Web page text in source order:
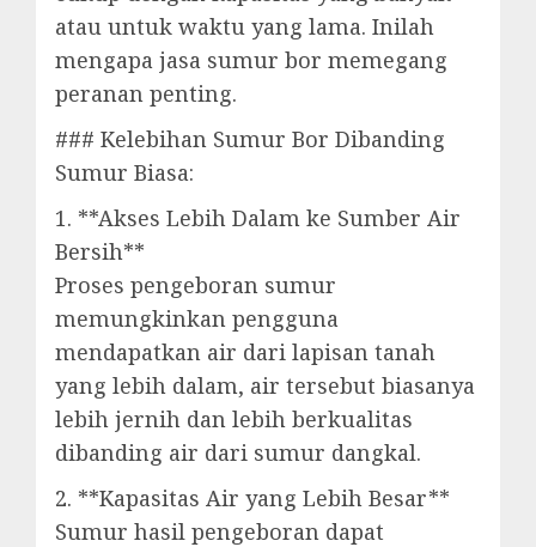
atau untuk waktu yang lama. Inilah
mengapa jasa sumur bor memegang
peranan penting.
### Kelebihan Sumur Bor Dibanding
Sumur Biasa:
1. **Akses Lebih Dalam ke Sumber Air
Bersih**
Proses pengeboran sumur
memungkinkan pengguna
mendapatkan air dari lapisan tanah
yang lebih dalam, air tersebut biasanya
lebih jernih dan lebih berkualitas
dibanding air dari sumur dangkal.
2. **Kapasitas Air yang Lebih Besar**
Sumur hasil pengeboran dapat